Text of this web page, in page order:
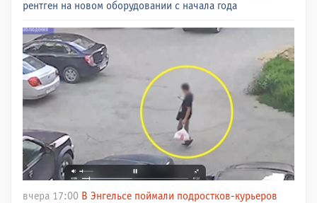
рентген на новом оборудовании с начала года
вчера 17:00 В Энгельсе поймали подростков-курьеров